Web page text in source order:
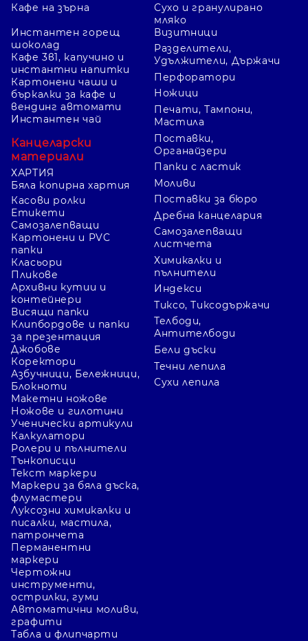
Кафе на зърна
Сухо и гранулирано
мляко
Инстантен горещ
шоколад
Кафе 3в1, капучино и
инстантни напитки
Картонени чаши и
бъркалки за кафе и
вендинг автомати
Инстантен чай
Канцеларски
материали
ХАРТИЯ
Бяла копирна хартия
Касови ролки
Етикети
Самозалепващи
Картонени и PVC
папки
Класьори
Пликове
Архивни кутии и
контейнери
Висящи папки
Клипбордове и папки
за презентация
Джобове
Коректори
Азбучници, Бележници,
Блокноти
Визитници
Разделители,
Удължители, Държачи
Перфоратори
Ножици
Печати, Тампони,
Мастила
Поставки,
Органайзери
Папки с ластик
Моливи
Поставки за бюро
Дребна канцелария
Самозалепващи
листчета
Химикалки и
пълнители
Индекси
Тиксо, Тиксодържачи
Телбоди,
Антителбоди
Бели дъски
Течни лепила
Сухи лепила
Макетни ножове
Ножове и гилотини
Ученически артикули
Калкулатори
Ролери и пълнители
Тънкописци
Текст маркери
Маркери за бяла дъска,
флумастери
Луксозни химикалки и
писалки, мастила,
патрончета
Перманентни
маркери
Чертожни
инструменти,
острилки, гуми
Автоматични моливи,
графити
Табла и флипчарти